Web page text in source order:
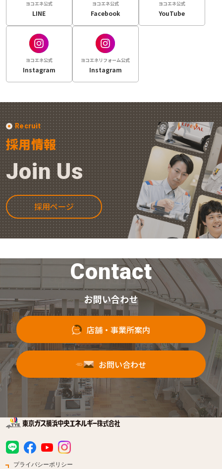
ヨコエネ公式
LINE
ヨコエネ公式
Facebook
ヨコエネ公式
YouTube
ヨコエネ公式
Instagram
ヨコエネリフォーム公式
Instagram
Recruit
採用情報
Join Us
採用ページ
Contact
お問い合わせ
店舗・事業所案内
お問い合わせ
プライバシーポリシー